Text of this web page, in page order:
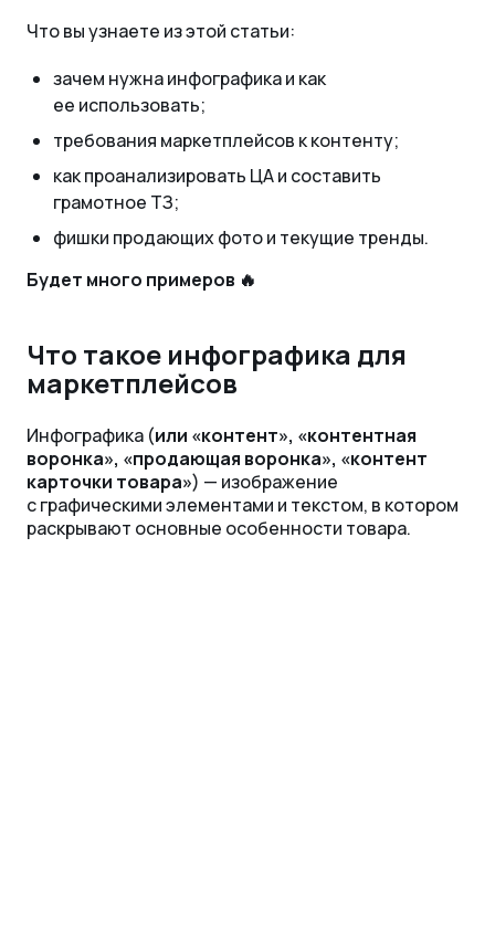
Что вы узнаете из этой статьи:
зачем нужна инфографика и как
ее использовать;
требования маркетплейсов к контенту;
как проанализировать ЦА и составить
грамотное ТЗ;
фишки продающих фото и текущие тренды.
Будет много примеров 🔥
Что такое инфографика для
маркетплейсов
Инфографика (или «контент», «контентная
воронка», «продающая воронка», «контент
карточки товара») — изображение
с графическими элементами и текстом, в котором
раскрывают основные особенности товара.